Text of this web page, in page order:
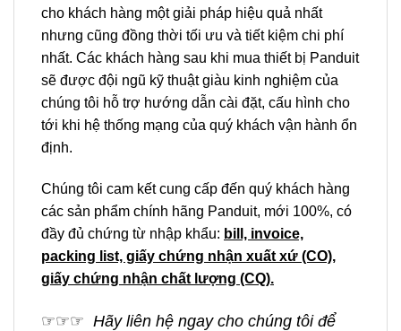
cho khách hàng một giải pháp hiệu quả nhất
nhưng cũng đồng thời tối ưu và tiết kiệm chi phí
nhất. Các khách hàng sau khi mua thiết bị Panduit
sẽ được đội ngũ kỹ thuật giàu kinh nghiệm của
chúng tôi hỗ trợ hướng dẫn cài đặt, cấu hình cho
tới khi hệ thống mạng của quý khách vận hành ổn
định.
Chúng tôi cam kết cung cấp đến quý khách hàng
các sản phẩm chính hãng Panduit, mới 100%, có
đầy đủ chứng từ nhập khẩu: bill, invoice,
packing list, giấy chứng nhận xuất xứ (CO),
giấy chứng nhận chất lượng (CQ).
☞☞☞ Hãy liên hệ ngay cho chúng tôi để